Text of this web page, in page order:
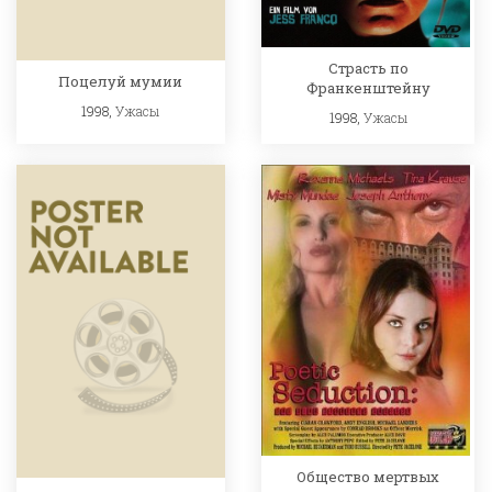
Поцелуй мумии
1998,Ужасы
Страсть по
Франкенштейну
1998, Ужасы
Общество мертвых